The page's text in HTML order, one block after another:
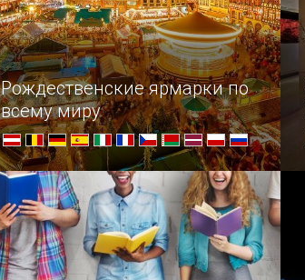
Рождественские ярмарки по
всему миру
В преддверии праздников,
насладитесь нашей подборкой
самых нарядных ярмарок.